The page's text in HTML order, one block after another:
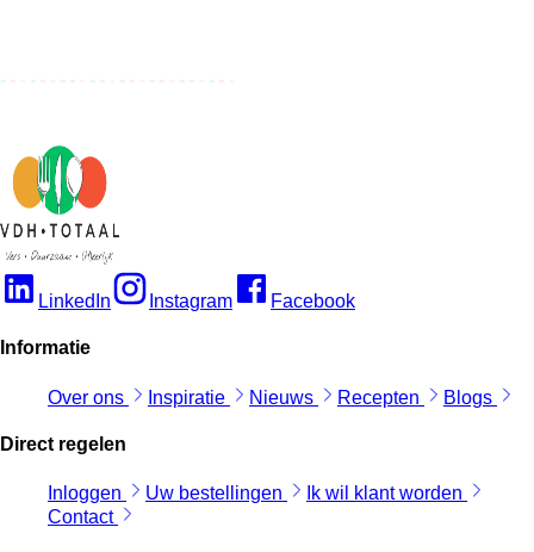
LinkedIn Instagram Facebook
Informatie
Over ons Inspiratie Nieuws Recepten Blogs
Direct regelen
Inloggen Uw bestellingen
Ik wil klant worden
Contact